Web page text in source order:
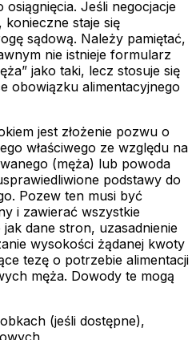
Jeśli negocjacje
staje się
sądową. Należy pamiętać,
nie istnieje formularz
jako taki, lecz stosuje się
obowiązku alimentacyjnego
jest złożenie pozwu o
właściwego ze względu na
(męża) lub powoda
podstawy do
Pozew ten musi być
i zawierać wszystkie
dane stron, uzasadnienie
wysokości żądanej kwoty
tezę o potrzebie alimentacji
męża. Dowody te mogą
(jeśli dostępne),